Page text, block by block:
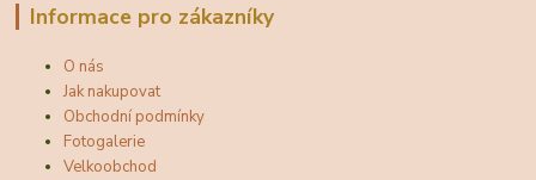
Informace pro zákazníky
O nás
Jak nakupovat
Obchodní podmínky
Fotogalerie
Velkoobchod